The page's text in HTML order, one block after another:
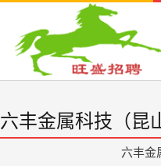
六丰金属科技（昆
六丰金